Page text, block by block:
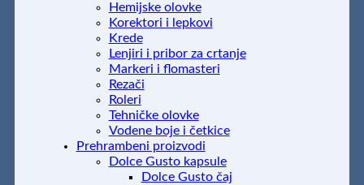
Hemijske olovke
Korektori i lepkovi
Krede
Lenjiri i pribor za crtanje
Markeri i flomasteri
Rezači
Roleri
Tehničke olovke
Vodene boje i četkice
Prehrambeni proizvodi
Dolce Gusto kapsule
Dolce Gusto čaj